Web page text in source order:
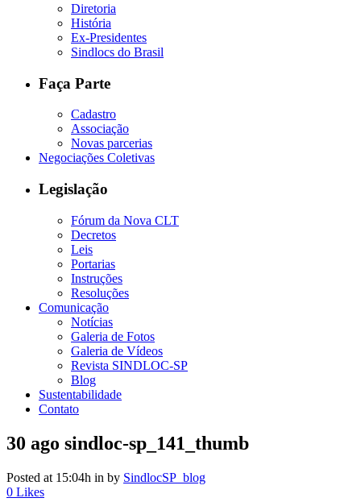
Diretoria
História
Ex-Presidentes
Sindlocs do Brasil
Faça Parte
Cadastro
Associação
Novas parcerias
Negociações Coletivas
Legislação
Fórum da Nova CLT
Decretos
Leis
Portarias
Instruções
Resoluções
Comunicação
Notícias
Galeria de Fotos
Galeria de Vídeos
Revista SINDLOC-SP
Blog
Sustentabilidade
Contato
30 ago sindloc-sp_141_thumb
Posted at 15:04h in by SindlocSP_blog
0 Likes